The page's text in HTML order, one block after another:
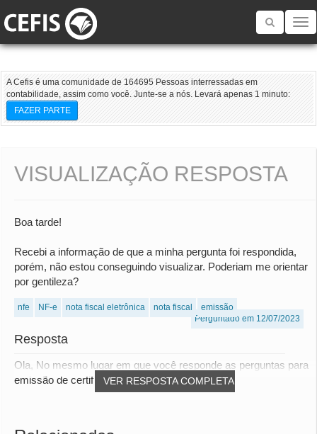
Toggle
A Cefis é uma comunidade de 164695 Pessoas interressadas em
contabilidade, assim como você. Junte-se a nós. Levará apenas 1 minuto:
FAZER PARTE
VISUALIZAÇÃO RESPOSTA
Boa tarde!
Recebi a informação de que a minha pergunta foi respondida,
porém, não estou conseguindo visualizar. Poderiam me orientar
por gentileza?
nfe NF-e nota fiscal eletrônica nota fiscal
emissão
Perguntado em 12/07/2023
Resposta
VER RESPOSTA COMPLETA
Ola, No mesmo lugar em que você responde as perguntas para
emissão de certificados. Ao final, é poss...